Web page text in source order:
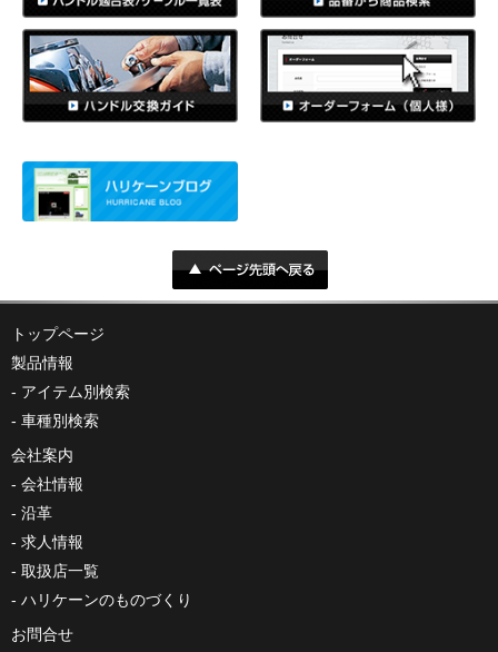
トップページ
製品情報
アイテム別検索
車種別検索
会社案内
会社情報
沿革
求人情報
取扱店一覧
ハリケーンのものづくり
お問合せ